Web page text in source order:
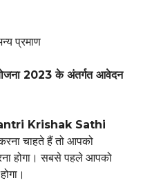
प्रमाण
2023 के अंतर्गत आवेदन
Krishak Sathi
चाहते हैं तो आपको
होगा। सबसे पहले आपको